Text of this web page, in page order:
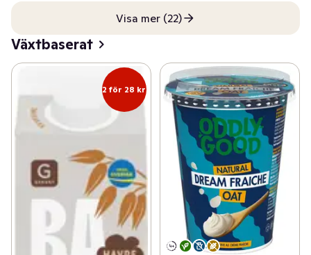
Visa mer (22)
Växtbaserat
2 för 28 kr